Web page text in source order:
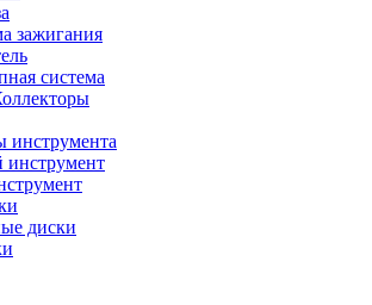
зажигания
система
инструмента
инструмент
диски